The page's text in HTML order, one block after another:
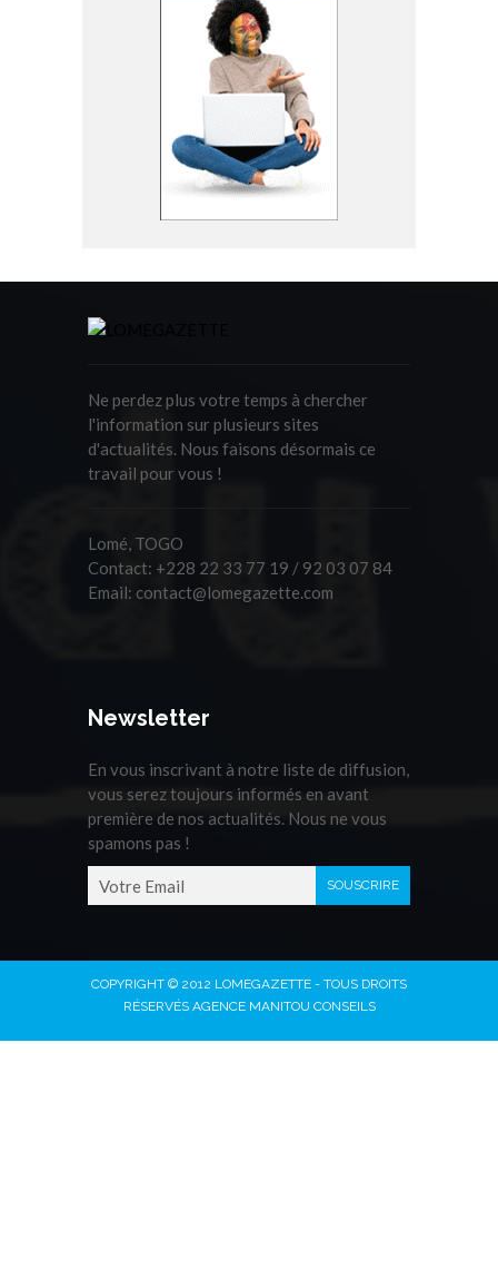
Ne perdez plus votre temps à chercher
l'information sur plusieurs sites
d'actualités. Nous faisons désormais ce
travail pour vous !
Lomé, TOGO
Contact: +228 22 33 77 19 / 92 03 07 84
Email: contact@lomegazette.com
Newsletter
En vous inscrivant à notre liste de diffusion,
vous serez toujours informés en avant
première de nos actualités. Nous ne vous
spamons pas !
COPYRIGHT © 2012 LOMEGAZETTE - TOUS DROITS
RÉSERVÉS AGENCE MANITOU CONSEILS